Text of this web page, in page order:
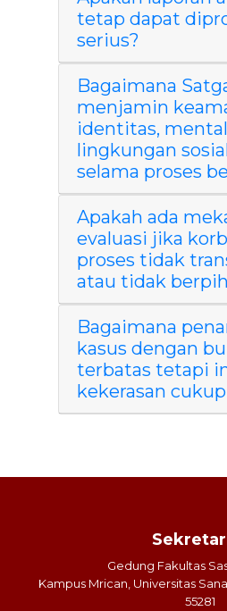
tetap dapat
serius?
Bagaimana
menjamin
identitas,
lingkungan
selama proses
Apakah ada
evaluasi jika
proses tidak
atau tidak
Bagaimana
kasus dengan
terbatas tetapi
kekerasan
Gedung Fakultas
Kampus Mrican, Universitas
55281